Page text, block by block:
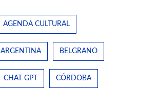
AGENDA CULTURAL
ARGENTINA BELGRANO
CHAT GPT CÓRDOBA